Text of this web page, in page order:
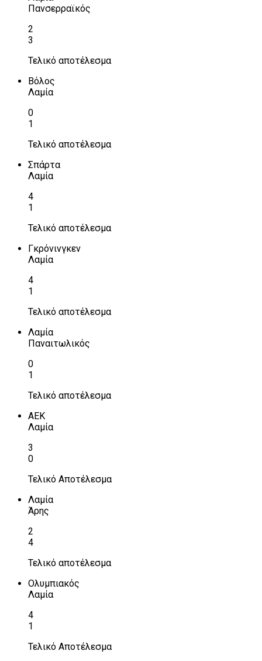
Πανσερραϊκός
2
3
Τελικό αποτέλεσμα
Βόλος
Λαμία
0
1
Τελικό αποτέλεσμα
Σπάρτα
Λαμία
4
1
Τελικό αποτέλεσμα
Γκρόνινγκεν
Λαμία
4
1
Τελικό αποτέλεσμα
Λαμία
Παναιτωλικός
0
1
Τελικό αποτέλεσμα
ΑΕΚ
Λαμία
3
0
Τελικό Αποτέλεσμα
Λαμία
Άρης
2
4
Τελικό αποτέλεσμα
Ολυμπιακός
Λαμία
4
1
Τελικό Αποτέλεσμα